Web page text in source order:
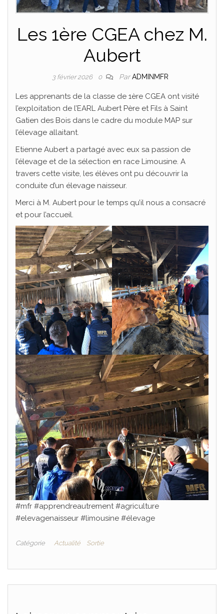
Les 1ère CGEA chez M.
Aubert
3 février 2026 0 ParADMINMFR
Les apprenants de la classe de 1ère CGEA ont visité
l’exploitation de l’EARL Aubert Père et Fils à Saint
Gatien des Bois dans le cadre du module MAP sur
l’élevage allaitant.
Etienne Aubert a partagé avec eux sa passion de
l’élevage et de la sélection en race Limousine. A
travers cette visite, les élèves ont pu découvrir la
conduite d’un élevage naisseur.
Merci à M. Aubert pour le temps qu’il nous a consacré
et pour l’accueil.
#mfr #apprendreautrement #agriculture
#elevagenaisseur #limousine #élevage
Catégorie Actualité Sortie